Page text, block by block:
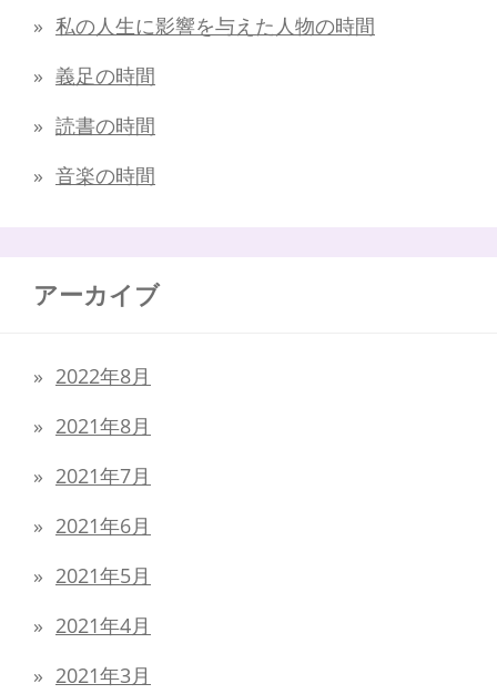
私の人生に影響を与えた人物の時間
義足の時間
読書の時間
音楽の時間
アーカイブ
2022年8月
2021年8月
2021年7月
2021年6月
2021年5月
2021年4月
2021年3月